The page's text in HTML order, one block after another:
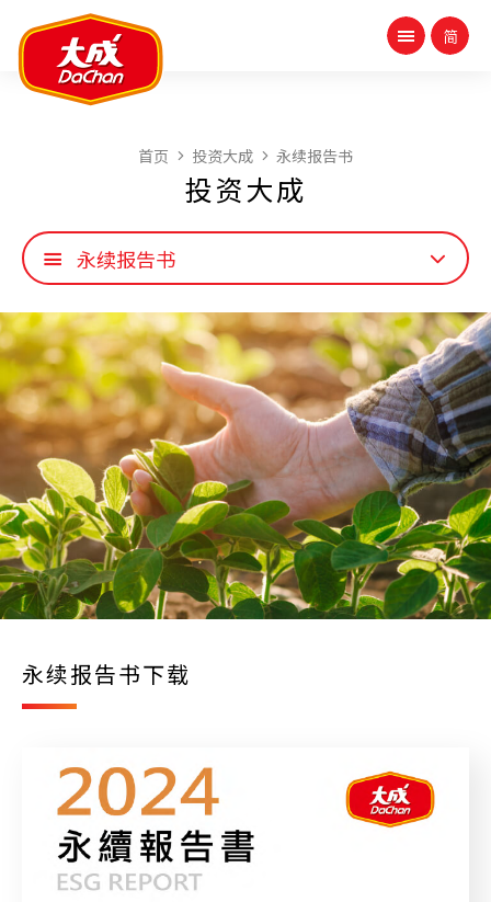
首页 投资大成 永续报告书
投资大成
永续报告书
永续报告书下载